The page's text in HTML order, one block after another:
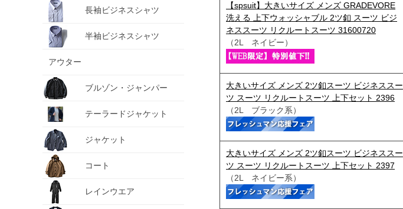
長袖ビジネスシャツ
半袖ビジネスシャツ
アウター
ブルゾン・ジャンパー
テーラードジャケット
ジャケット
コート
レインウエア
【spsuit】大きいサイズ メンズ GRADEVORE
洗える 上下ウォッシャブル 2ツ釦 スーツ ビジ
ネススーツ リクルートスーツ 31600720
（2L ネイビー）
大きいサイズ メンズ 2ツ釦スーツ ビジネススー
ツ スーツ リクルートスーツ 上下セット 2396
（2L ブラック系）
大きいサイズ メンズ 2ツ釦スーツ ビジネススー
ツ スーツ リクルートスーツ 上下セット 2397
（2L ネイビー系）